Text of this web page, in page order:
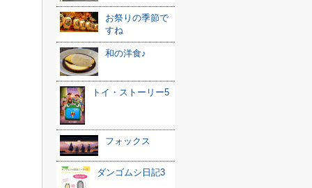
お祭りの季節で
すね
和の洋食♪
トイ・ストーリー5
フォックス
ダンゴムシ日記3